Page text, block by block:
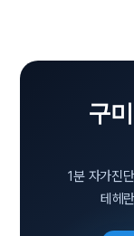
구
1분 자가진
테헤